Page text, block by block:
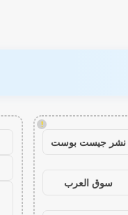
!
نشر جيست بوست
سوق العرب